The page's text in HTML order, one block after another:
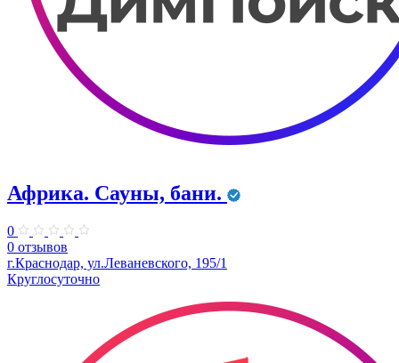
Африка. Сауны, бани.
0
0 отзывов
г.Краснодар, ул.Леваневского, 195/1
Круглосуточно